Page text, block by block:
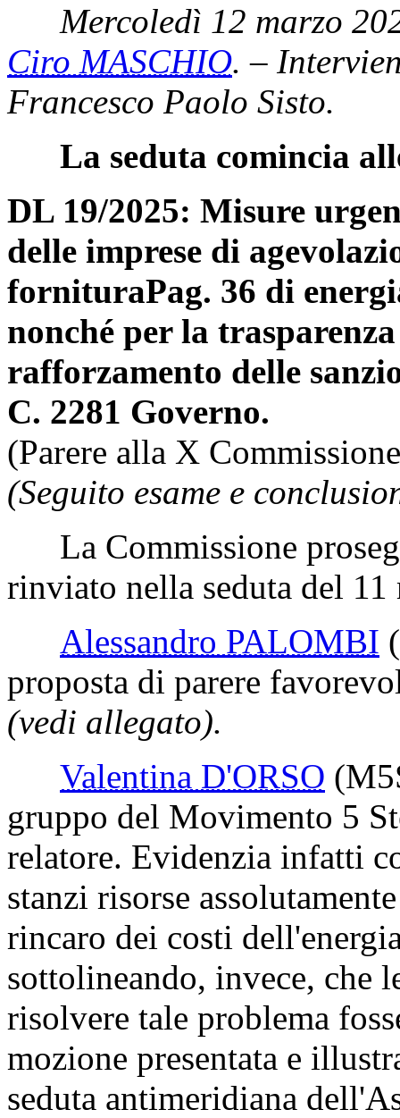
Mercoledì 12 marzo
Ciro MASCHIO. –
Francesco Paolo Sisto.
La seduta comincia
DL 19/2025: Misure
delle imprese di
fornituraPag. 36 di
nonché per la
rafforzamento delle
C. 2281 Governo.
(Parere alla X
(Seguito esame e
La Commissione
rinviato nella seduta del 11
Alessandro PALOMBI
proposta di parere
(vedi allegato).
Valentina D'ORSO
gruppo del Movimento 5
relatore. Evidenzia infatti
stanzi risorse
rincaro dei costi
sottolineando, invece, che
risolvere tale problema
mozione presentata e
seduta antimeridiana